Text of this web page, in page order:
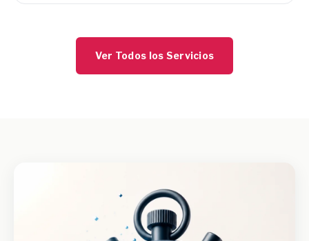
Ver Todos los Servicios